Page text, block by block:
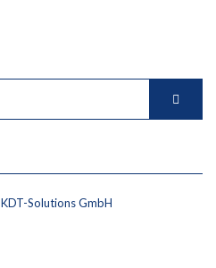
KDT-Solutions GmbH